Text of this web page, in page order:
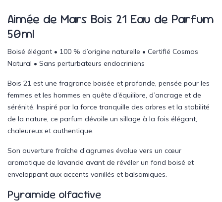
Aimée de Mars Bois 21 Eau de Parfum
50ml
Boisé élégant • 100 % d’origine naturelle • Certifié Cosmos
Natural • Sans perturbateurs endocriniens
Bois 21 est une fragrance boisée et profonde, pensée pour les
femmes et les hommes en quête d’équilibre, d’ancrage et de
sérénité. Inspiré par la force tranquille des arbres et la stabilité
de la nature, ce parfum dévoile un sillage à la fois élégant,
chaleureux et authentique.
Son ouverture fraîche d’agrumes évolue vers un cœur
aromatique de lavande avant de révéler un fond boisé et
enveloppant aux accents vanillés et balsamiques.
Pyramide olfactive